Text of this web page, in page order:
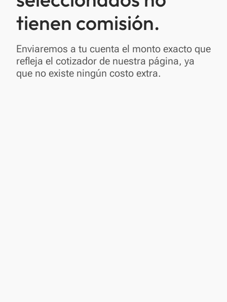
tienen comisión.
Enviaremos a tu cuenta el monto exacto que
refleja el cotizador de nuestra página, ya
que no existe ningún costo extra.